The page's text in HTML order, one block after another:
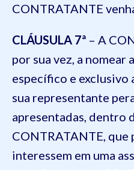
CONTRATANTE
CLÁUSULA 7ª – A
por sua vez, a nomear
específico e exclusivo
sua representante
apresentadas, dentro
CONTRATANTE, que
interessem em uma